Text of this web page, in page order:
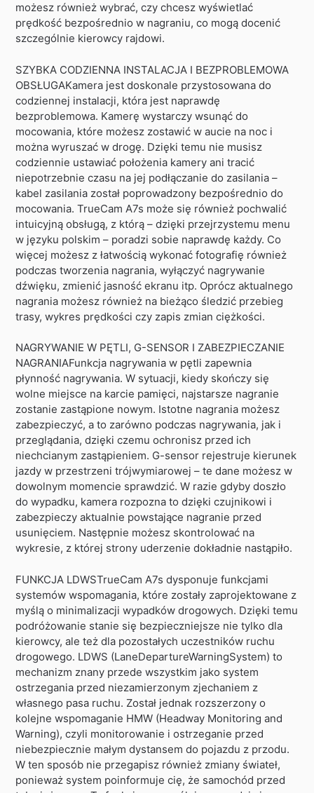
możesz również wybrać, czy chcesz wyświetlać
prędkość bezpośrednio w nagraniu, co mogą docenić
szczególnie kierowcy rajdowi.
SZYBKA CODZIENNA INSTALACJA I BEZPROBLEMOWA
OBSŁUGAKamera jest doskonale przystosowana do
codziennej instalacji, która jest naprawdę
bezproblemowa. Kamerę wystarczy wsunąć do
mocowania, które możesz zostawić w aucie na noc i
można wyruszać w drogę. Dzięki temu nie musisz
codziennie ustawiać położenia kamery ani tracić
niepotrzebnie czasu na jej podłączanie do zasilania –
kabel zasilania został poprowadzony bezpośrednio do
mocowania. TrueCam A7s może się również pochwalić
intuicyjną obsługą, z którą – dzięki przejrzystemu menu
w języku polskim – poradzi sobie naprawdę każdy. Co
więcej możesz z łatwością wykonać fotografię również
podczas tworzenia nagrania, wyłączyć nagrywanie
dźwięku, zmienić jasność ekranu itp. Oprócz aktualnego
nagrania możesz również na bieżąco śledzić przebieg
trasy, wykres prędkości czy zapis zmian ciężkości.
NAGRYWANIE W PĘTLI, G-SENSOR I ZABEZPIECZANIE
NAGRANIAFunkcja nagrywania w pętli zapewnia
płynność nagrywania. W sytuacji, kiedy skończy się
wolne miejsce na karcie pamięci, najstarsze nagranie
zostanie zastąpione nowym. Istotne nagrania możesz
zabezpieczyć, a to zarówno podczas nagrywania, jak i
przeglądania, dzięki czemu ochronisz przed ich
niechcianym zastąpieniem. G-­sensor rejestruje kierunek
jazdy w przestrzeni trójwymiarowej – te dane możesz w
dowolnym momencie sprawdzić. W razie gdyby doszło
do wypadku, kamera rozpozna to dzięki czujnikowi i
zabezpieczy aktualnie powstające nagranie przed
usunięciem. Następnie możesz skontrolować na
wykresie, z której strony uderzenie dokładnie nastąpiło.
FUNKCJA LDWSTrueCam A7s dysponuje funkcjami
systemów wspomagania, które zostały zaprojektowane z
myślą o minimalizacji wypadków drogowych. Dzięki temu
podróżowanie stanie się bezpieczniejsze nie tylko dla
kierowcy, ale też dla pozostałych uczestników ruchu
drogowego. LDWS (LaneDepartureWarningSystem) to
mechanizm znany przede wszystkim jako system
ostrzegania przed niezamierzonym zjechaniem z
własnego pasa ruchu. Został jednak rozszerzony o
kolejne wspomaganie HMW (Headway Monitoring and
Warning), czyli monitorowanie i ostrzeganie przed
niebezpiecznie małym dystansem do pojazdu z przodu.
W ten sposób nie przegapisz również zmiany świateł,
ponieważ system poinformuje cię, że samochód przed